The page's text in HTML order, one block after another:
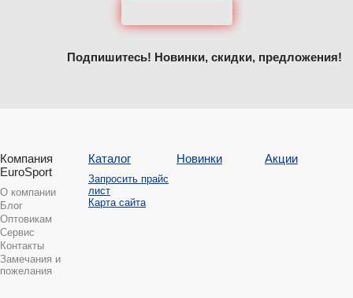
Подпишитесь! Новинки, скидки, предложения!
Компания
EuroSport
О компании
Блог
Оптовикам
Сервис
Контакты
Замечания и
пожелания
Каталог
Запросить прайс
лист
Карта сайта
Новинки Акции